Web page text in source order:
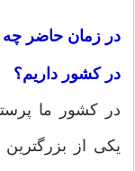
در زمان حاضر چه
در کشور داریم؟
یکی از